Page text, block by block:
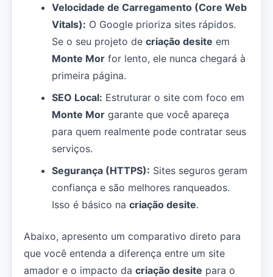
Velocidade de Carregamento (Core Web
Vitals): O Google prioriza sites rápidos.
Se o seu projeto decriação desite em
Monte Mor for lento, ele nunca chegará à
primeira página.
SEO Local: Estruturar o site com foco em
Monte Mor garante que você apareça
para quem realmente pode contratar seus
serviços.
Segurança (HTTPS): Sites seguros geram
confiança e são melhores ranqueados.
Isso é básico nacriação desite.
Abaixo, apresento um comparativo direto para
que você entenda a diferença entre um site
amador e o impacto da criação desite para o